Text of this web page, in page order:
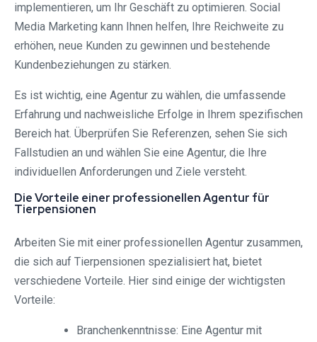
implementieren, um Ihr Geschäft zu optimieren. Social
Media Marketing kann Ihnen helfen, Ihre Reichweite zu
erhöhen, neue Kunden zu gewinnen und bestehende
Kundenbeziehungen zu stärken.
Es ist wichtig, eine Agentur zu wählen, die umfassende
Erfahrung und nachweisliche Erfolge in Ihrem spezifischen
Bereich hat. Überprüfen Sie Referenzen, sehen Sie sich
Fallstudien an und wählen Sie eine Agentur, die Ihre
individuellen Anforderungen und Ziele versteht.
Die Vorteile einer professionellen Agentur für
Tierpensionen
Arbeiten Sie mit einer professionellen Agentur zusammen,
die sich auf Tierpensionen spezialisiert hat, bietet
verschiedene Vorteile. Hier sind einige der wichtigsten
Vorteile:
Branchenkenntnisse: Eine Agentur mit